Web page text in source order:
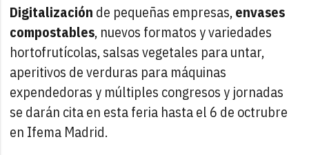
Digitalización de pequeñas empresas,envases
compostables, nuevos formatos y variedades
hortofrutícolas, salsas vegetales para untar,
aperitivos de verduras para máquinas
expendedoras y múltiples congresos y jornadas
se darán cita en esta feria hasta el 6 de octrubre
en Ifema Madrid.